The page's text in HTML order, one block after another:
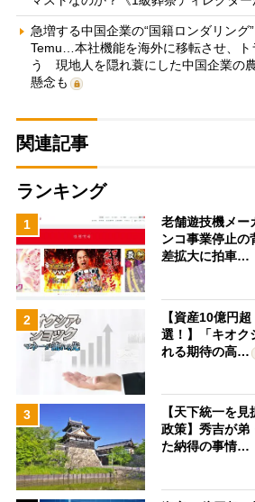
急増する中国企業の“国籍ロンダリング
Temu…本社機能を海外に移転させ、ト
う 現地人を隠れ蓑にした中国企業の
懸念も
関連記事
ランキング
1
老舗遊技機メー
ンコ事業停止
差拡大に拍車…
2
【資産10億円
選！】「キオク
れる期待の高…
3
【天下統一を
政策】秀吉が弟
た納得の事情…